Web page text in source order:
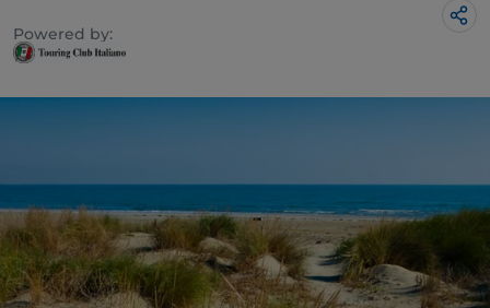
Powered by: